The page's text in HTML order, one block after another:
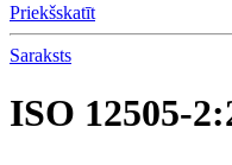
Priekšskatīt
Saraksts
ISO 12505-